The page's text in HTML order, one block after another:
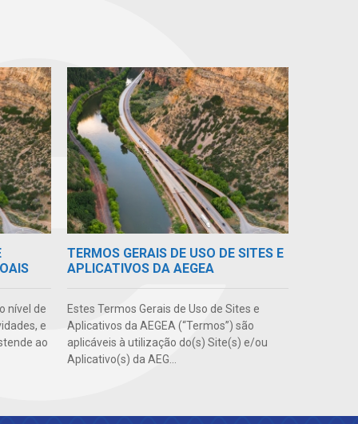
nível de
e
ao
TERMOS GERAIS DE USO DE SITES E
APLICATIVOS DA AEGEA
Estes Termos Gerais de Uso de Sites e
Aplicativos da AEGEA (“Termos”) são
aplicáveis à utilização do(s) Site(s) e/ou
Aplicativo(s) da AEG...